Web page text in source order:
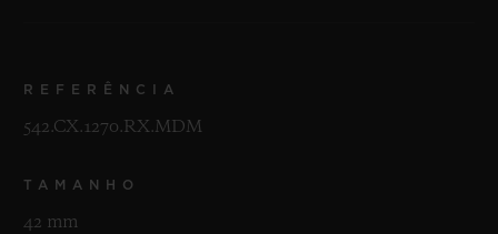
REFERÊNCIA
542.CX.1270.RX.MDM
TAMANHO
42 mm